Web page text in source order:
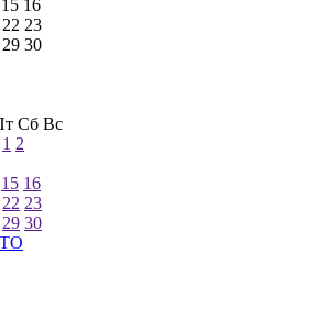
15 16
22 23
29 30
Сб Вс
1 2
15 16
22 23
29 30